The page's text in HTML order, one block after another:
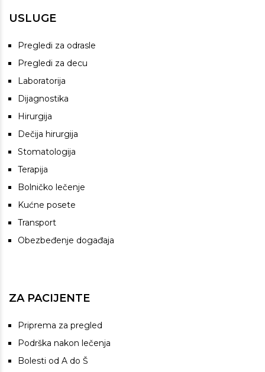
USLUGE
Pregledi za odrasle
Pregledi za decu
Laboratorija
Dijagnostika
Hirurgija
Dečija hirurgija
Stomatologija
Terapija
Bolničko lečenje
Kućne posete
Transport
Obezbeđenje događaja
ZA PACIJENTE
Priprema za pregled
Podrška nakon lečenja
Bolesti od A do Š